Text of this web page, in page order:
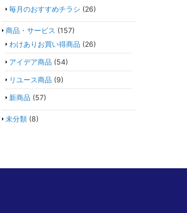
毎月のおすすめチラシ (26)
商品・サービス (157)
わけありお買い得商品 (26)
アイデア商品 (54)
リユース商品 (9)
新商品 (57)
未分類(8)